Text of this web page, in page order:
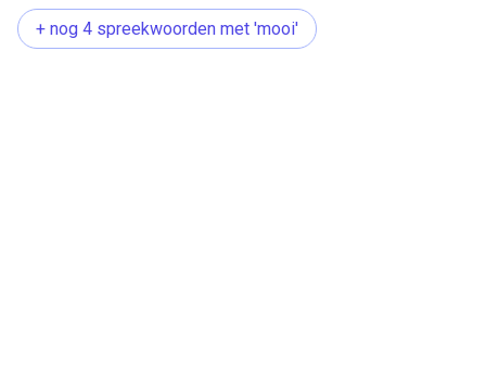
+ nog 4 spreekwoorden met 'mooi'